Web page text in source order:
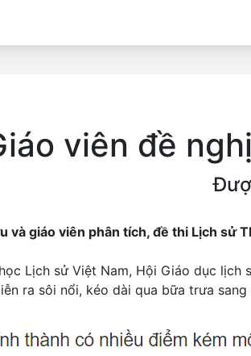
viên đề
và giáo viên phân tích, đề thi Lịch sử
Lịch sử Việt Nam, Hội Giáo dục
ra sôi nổi, kéo dài qua bữa trưa sang